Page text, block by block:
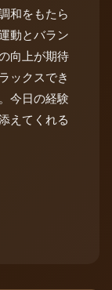
和をもたら
動とバラン
向上が期待
ックスでき
今日の経験
えてくれる